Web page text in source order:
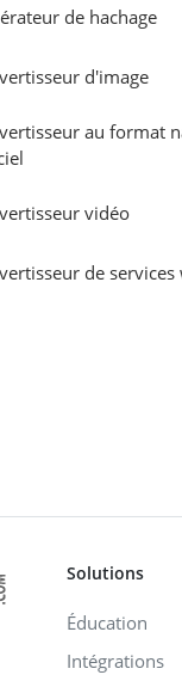
de hachage
d'image
au format
vidéo
de services
Solutions
Éducation
Intégrations